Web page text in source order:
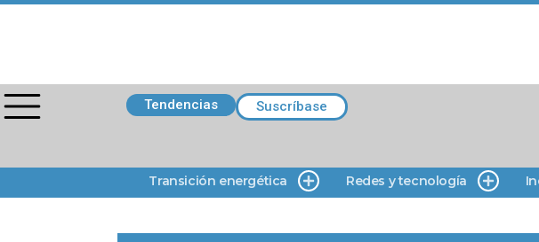
Tendencias Suscríbase
Transición energética Redes y tecnología